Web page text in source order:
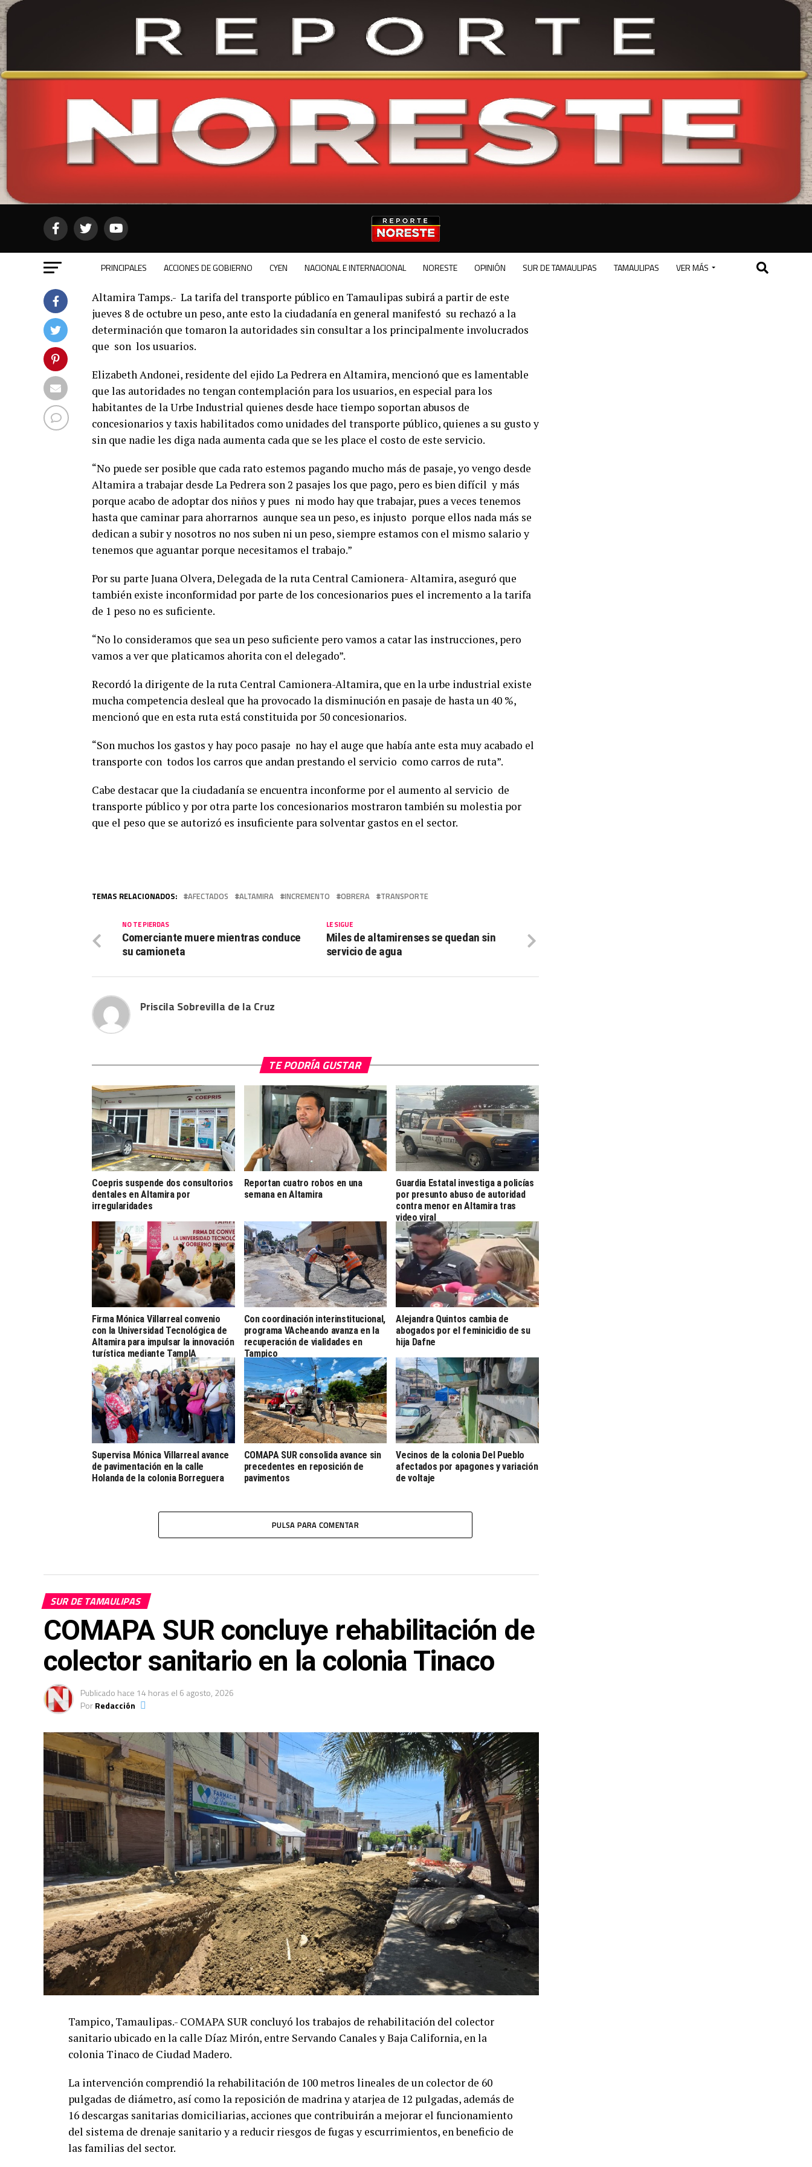
PRINCIPALES ACCIONES DE GOBIERNO CYEN NACIONAL E INTERNACIONAL NORESTE OPINIÓN SUR DE TAMAULIPAS TAMAULIPAS VER MÁS
Altamira Tamps.- La tarifa del transporte público en Tamaulipas subirá a partir de este
jueves 8 de octubre un peso, ante esto la ciudadanía en general manifestó su rechazó a la
determinación que tomaron la autoridades sin consultar a los principalmente involucrados
que son los usuarios.
Elizabeth Andonei, residente del ejido La Pedrera en Altamira, mencionó que es lamentable
que las autoridades no tengan contemplación para los usuarios, en especial para los
habitantes de la Urbe Industrial quienes desde hace tiempo soportan abusos de
concesionarios y taxis habilitados como unidades del transporte público, quienes a su gusto y
sin que nadie les diga nada aumenta cada que se les place el costo de este servicio.
“No puede ser posible que cada rato estemos pagando mucho más de pasaje, yo vengo desde
Altamira a trabajar desde La Pedrera son 2 pasajes los que pago, pero es bien difícil y más
porque acabo de adoptar dos niños y pues ni modo hay que trabajar, pues a veces tenemos
hasta que caminar para ahorrarnos aunque sea un peso, es injusto porque ellos nada más se
dedican a subir y nosotros no nos suben ni un peso, siempre estamos con el mismo salario y
tenemos que aguantar porque necesitamos el trabajo.”
Por su parte Juana Olvera, Delegada de la ruta Central Camionera- Altamira, aseguró que
también existe inconformidad por parte de los concesionarios pues el incremento a la tarifa
de 1 peso no es suficiente.
“No lo consideramos que sea un peso suficiente pero vamos a catar las instrucciones, pero
vamos a ver que platicamos ahorita con el delegado”.
Recordó la dirigente de la ruta Central Camionera-Altamira, que en la urbe industrial existe
mucha competencia desleal que ha provocado la disminución en pasaje de hasta un 40 %,
mencionó que en esta ruta está constituida por 50 concesionarios.
“Son muchos los gastos y hay poco pasaje no hay el auge que había ante esta muy acabado el
transporte con todos los carros que andan prestando el servicio como carros de ruta”.
Cabe destacar que la ciudadanía se encuentra inconforme por el aumento al servicio de
transporte público y por otra parte los concesionarios mostraron también su molestia por
que el peso que se autorizó es insuficiente para solventar gastos en el sector.
TEMAS RELACIONADOS: AFECTADOS ALTAMIRA INCREMENTO OBRERA TRANSPORTE
LE SIGUE
Miles de altamirenses se quedan sin
servicio de agua
NO TE PIERDAS
Comerciante muere mientras conduce
su camioneta
Priscila Sobrevilla de la Cruz
TE PODRÍA GUSTAR
Coepris suspende dos consultorios
dentales en Altamira por
irregularidades
Reportan cuatro robos en una
semana en Altamira
Guardia Estatal investiga a policías
por presunto abuso de autoridad
contra menor en Altamira tras
video viral
Firma Mónica Villarreal convenio
con la Universidad Tecnológica de
Altamira para impulsar la innovación
turística mediante TampIA
Con coordinación interinstitucional,
programa VAcheando avanza en la
recuperación de vialidades en
Tampico
Alejandra Quintos cambia de
abogados por el feminicidio de su
hija Dafne
Supervisa Mónica Villarreal avance
de pavimentación en la calle
Holanda de la colonia Borreguera
COMAPA SUR consolida avance sin
precedentes en reposición de
pavimentos
Vecinos de la colonia Del Pueblo
afectados por apagones y variación
de voltaje
PULSA PARA COMENTAR
SUR DE TAMAULIPAS
COMAPA SUR concluye rehabilitación de
colector sanitario en la colonia Tinaco
Publicado hace 14 horas el 6 agosto, 2026
PorRedacción
Tampico, Tamaulipas.- COMAPA SUR concluyó los trabajos de rehabilitación del colector
sanitario ubicado en la calle Díaz Mirón, entre Servando Canales y Baja California, en la
colonia Tinaco de Ciudad Madero.
La intervención comprendió la rehabilitación de 100 metros lineales de un colector de 60
pulgadas de diámetro, así como la reposición de madrina y atarjea de 12 pulgadas, además de
16 descargas sanitarias domiciliarias, acciones que contribuirán a mejorar el funcionamiento
del sistema de drenaje sanitario y a reducir riesgos de fugas y escurrimientos, en beneficio de
las familias del sector.